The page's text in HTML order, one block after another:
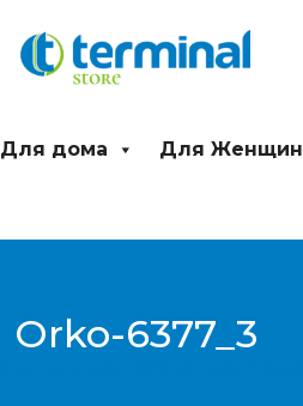
Для дома Для Женщин
Orko-6377_3